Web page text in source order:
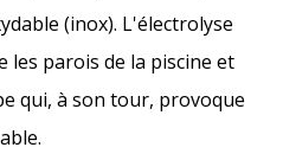
(inox). L'électrolyse
parois de la piscine et
qui, à son tour, provoque